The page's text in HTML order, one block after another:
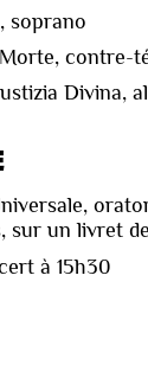
soprano
contre-
Divina,
sur un livret
à 15h30